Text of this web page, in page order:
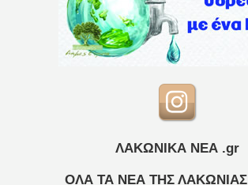
ΛΑΚΩΝΙΚΑ ΝΕΑ .gr
ΟΛΑ ΤΑ ΝΕΑ ΤΗΣ ΛΑΚΩΝΙΑΣ